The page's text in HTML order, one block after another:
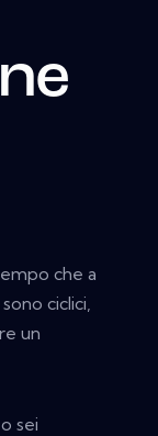
che a
ciclici,
un
sei